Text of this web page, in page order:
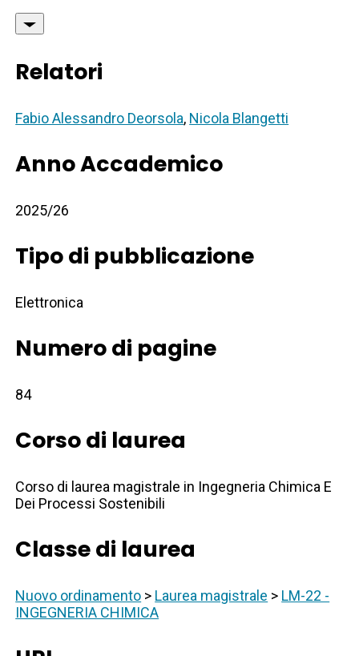
Relatori
Fabio Alessandro Deorsola, Nicola Blangetti
Anno Accademico
2025/26
Tipo di pubblicazione
Elettronica
Numero di pagine
84
Corso di laurea
Corso di laurea magistrale in Ingegneria Chimica E
Dei Processi Sostenibili
Classe di laurea
Nuovo ordinamento > Laurea magistrale > LM-22 -
INGEGNERIA CHIMICA